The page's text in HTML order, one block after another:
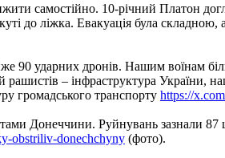
самостійно. 10-річний Платон
до ліжка. Евакуація була складною,
90 ударних дронів. Нашим воїнам
– інфраструктура України,
громадського транспорту https://
Донеччини. Руйнувань зазнали
obstriliv-donechchyny (фото).